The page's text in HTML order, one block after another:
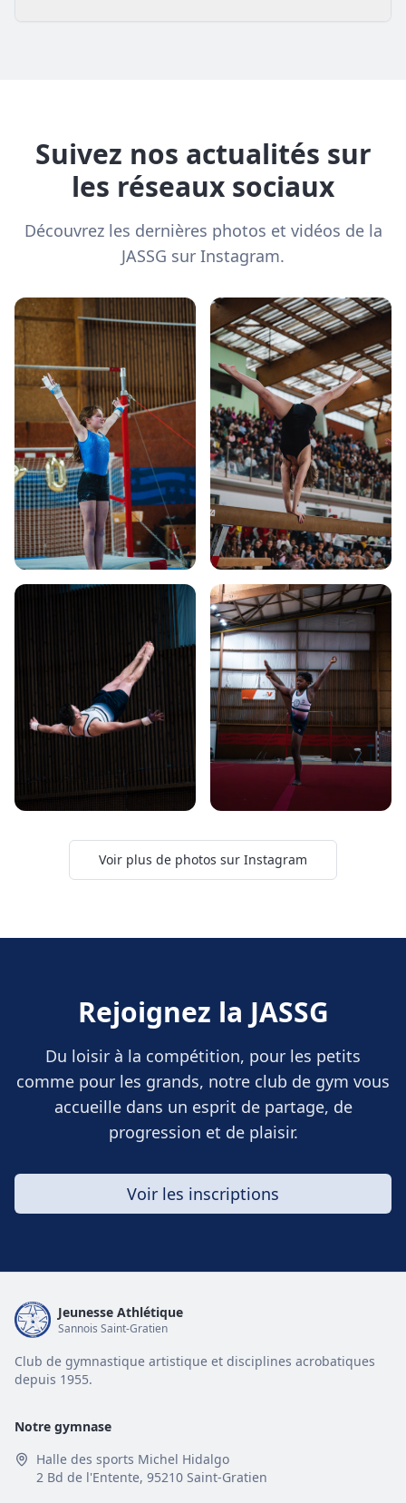
Suivez nos actualités sur
les réseaux sociaux
Découvrez les dernières photos et vidéos de la
JASSG sur Instagram.
Voir plus de photos sur Instagram
Rejoignez la JASSG
Du loisir à la compétition, pour les petits
comme pour les grands, notre club de gym vous
accueille dans un esprit de partage, de
progression et de plaisir.
Voir les inscriptions
Jeunesse Athlétique
Sannois Saint-Gratien
Club de gymnastique artistique et disciplines acrobatiques
depuis 1955.
Notre gymnase
Halle des sports Michel Hidalgo
2 Bd de l'Entente, 95210 Saint-Gratien